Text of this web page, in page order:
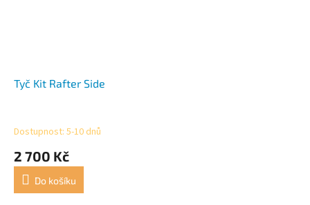
Tyč Kit Rafter Side
Dostupnost: 5-10 dnů
2 700 Kč
Do košíku